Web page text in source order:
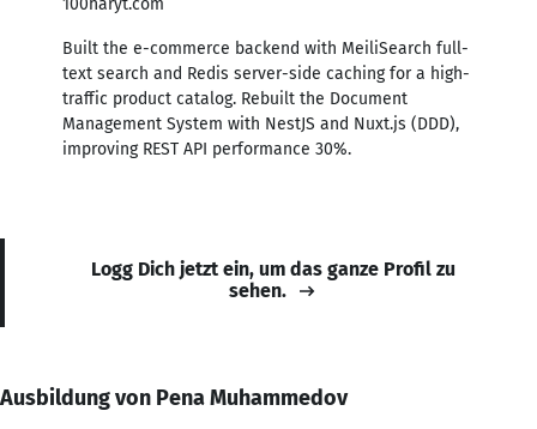
Built the e-commerce backend with MeiliSearch full-
text search and Redis server-side caching for a high-
traffic product catalog. Rebuilt the Document
Management System with NestJS and Nuxt.js (DDD),
improving REST API performance 30%.
Logg Dich jetzt ein, um das ganze Profil zu
sehen.
Ausbildung von Pena Muhammedov